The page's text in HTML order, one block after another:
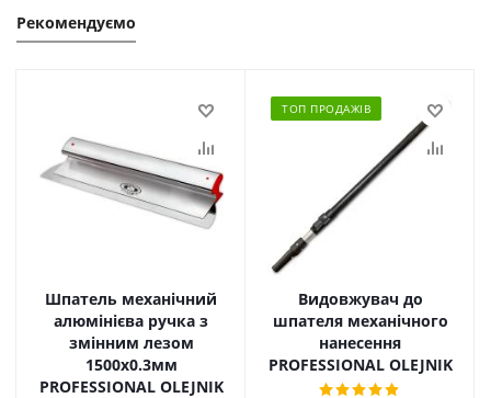
Рекомендуємо
Шпатель механічний
алюмінієва ручка з
змінним лезом
1500х0.3мм
PROFESSIONAL OLEJNIK
ТОП ПРОДАЖІВ
Видовжувач до
шпателя механічного
нанесення
PROFESSIONAL OLEJNIK